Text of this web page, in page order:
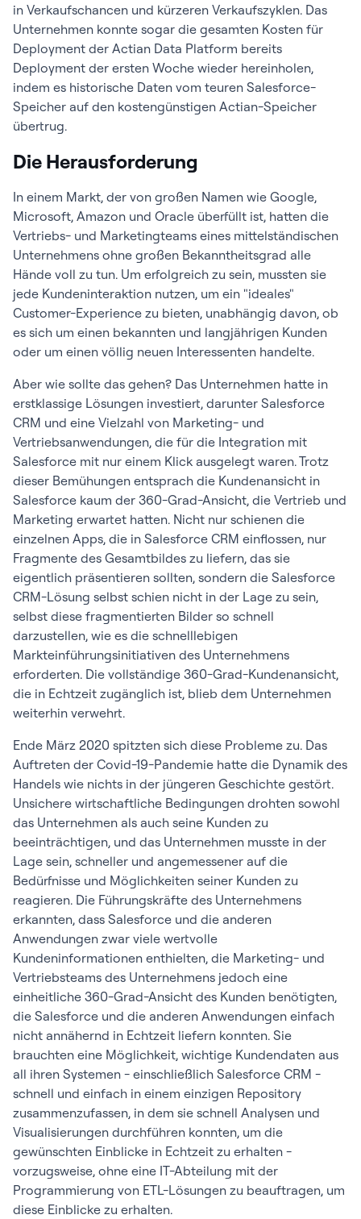
in Verkaufschancen und kürzeren Verkaufszyklen. Das
Unternehmen konnte sogar die gesamten Kosten für
Deployment der Actian Data Platform bereits
Deployment der ersten Woche wieder hereinholen,
indem es historische Daten vom teuren Salesforce-
Speicher auf den kostengünstigen Actian-Speicher
übertrug.
Die Herausforderung
In einem Markt, der von großen Namen wie Google,
Microsoft, Amazon und Oracle überfüllt ist, hatten die
Vertriebs- und Marketingteams eines mittelständischen
Unternehmens ohne großen Bekanntheitsgrad alle
Hände voll zu tun. Um erfolgreich zu sein, mussten sie
jede Kundeninteraktion nutzen, um ein "ideales"
Customer-Experience zu bieten, unabhängig davon, ob
es sich um einen bekannten und langjährigen Kunden
oder um einen völlig neuen Interessenten handelte.
Aber wie sollte das gehen? Das Unternehmen hatte in
erstklassige Lösungen investiert, darunter Salesforce
CRM und eine Vielzahl von Marketing- und
Vertriebsanwendungen, die für die Integration mit
Salesforce mit nur einem Klick ausgelegt waren. Trotz
dieser Bemühungen entsprach die Kundenansicht in
Salesforce kaum der 360-Grad-Ansicht, die Vertrieb und
Marketing erwartet hatten. Nicht nur schienen die
einzelnen Apps, die in Salesforce CRM einflossen, nur
Fragmente des Gesamtbildes zu liefern, das sie
eigentlich präsentieren sollten, sondern die Salesforce
CRM-Lösung selbst schien nicht in der Lage zu sein,
selbst diese fragmentierten Bilder so schnell
darzustellen, wie es die schnelllebigen
Markteinführungsinitiativen des Unternehmens
erforderten. Die vollständige 360-Grad-Kundenansicht,
die in Echtzeit zugänglich ist, blieb dem Unternehmen
weiterhin verwehrt.
Ende März 2020 spitzten sich diese Probleme zu. Das
Auftreten der Covid-19-Pandemie hatte die Dynamik des
Handels wie nichts in der jüngeren Geschichte gestört.
Unsichere wirtschaftliche Bedingungen drohten sowohl
das Unternehmen als auch seine Kunden zu
beeinträchtigen, und das Unternehmen musste in der
Lage sein, schneller und angemessener auf die
Bedürfnisse und Möglichkeiten seiner Kunden zu
reagieren. Die Führungskräfte des Unternehmens
erkannten, dass Salesforce und die anderen
Anwendungen zwar viele wertvolle
Kundeninformationen enthielten, die Marketing- und
Vertriebsteams des Unternehmens jedoch eine
einheitliche 360-Grad-Ansicht des Kunden benötigten,
die Salesforce und die anderen Anwendungen einfach
nicht annähernd in Echtzeit liefern konnten. Sie
brauchten eine Möglichkeit, wichtige Kundendaten aus
all ihren Systemen - einschließlich Salesforce CRM -
schnell und einfach in einem einzigen Repository
zusammenzufassen, in dem sie schnell Analysen und
Visualisierungen durchführen konnten, um die
gewünschten Einblicke in Echtzeit zu erhalten -
vorzugsweise, ohne eine IT-Abteilung mit der
Programmierung von ETL-Lösungen zu beauftragen, um
diese Einblicke zu erhalten.